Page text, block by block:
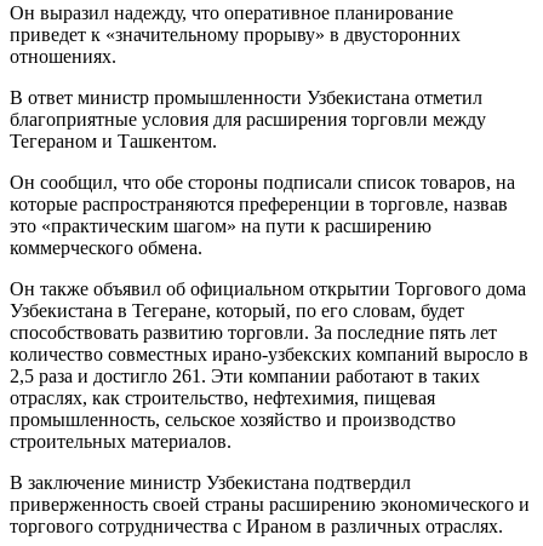
Он выразил надежду, что оперативное планирование
приведет к «значительному прорыву» в двусторонних
отношениях.
В ответ министр промышленности Узбекистана отметил
благоприятные условия для расширения торговли между
Тегераном и Ташкентом.
Он сообщил, что обе стороны подписали список товаров, на
которые распространяются преференции в торговле, назвав
это «практическим шагом» на пути к расширению
коммерческого обмена.
Он также объявил об официальном открытии Торгового дома
Узбекистана в Тегеране, который, по его словам, будет
способствовать развитию торговли. За последние пять лет
количество совместных ирано-узбекских компаний выросло в
2,5 раза и достигло 261. Эти компании работают в таких
отраслях, как строительство, нефтехимия, пищевая
промышленность, сельское хозяйство и производство
строительных материалов.
В заключение министр Узбекистана подтвердил
приверженность своей страны расширению экономического и
торгового сотрудничества с Ираном в различных отраслях.